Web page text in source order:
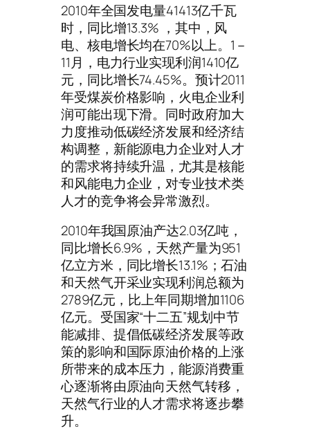
2010年全国发电量41413亿千瓦
时，同比增13.3% ，其中，风
电、核电增长均在70%以上。1－
11月，电力行业实现利润1410亿
元，同比增长74.45%。预计2011
年受煤炭价格影响，火电企业利
润可能出现下滑。同时政府加大
力度推动低碳经济发展和经济结
构调整，新能源电力企业对人才
的需求将持续升温，尤其是核能
和风能电力企业，对专业技术类
人才的竞争将会异常激烈。
2010年我国原油产达2.03亿吨，
同比增长6.9%，天然产量为951
亿立方米，同比增长13.1%；石油
和天然气开采业实现利润总额为
2789亿元，比上年同期增加1106
亿元。受国家“十二五”规划中节
能减排、提倡低碳经济发展等政
策的影响和国际原油价格的上涨
所带来的成本压力，能源消费重
心逐渐将由原油向天然气转移，
天然气行业的人才需求将逐步攀
升。